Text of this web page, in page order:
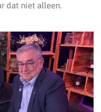
dat niet alleen.